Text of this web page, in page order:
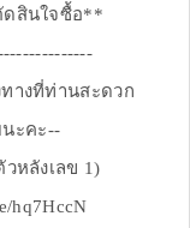
ดสินใจซื้อ**
างที่ท่านสะดวก
ะคะ--
หลังเลข 1)
hq7HccN